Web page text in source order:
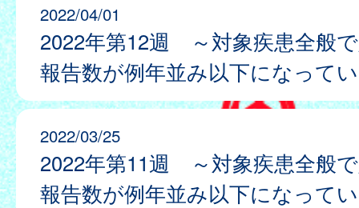
2022/04/01
2022年第12週 ～対象疾患全般
報告数が例年並み以下になって
2022/03/25
2022年第11週 ～対象疾患全般
報告数が例年並み以下になって